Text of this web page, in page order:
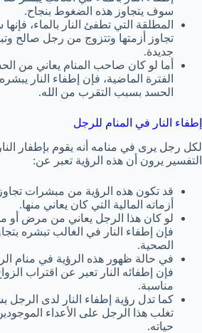
سوف يتجاوز هذه الضغوط بنجاح.
المطلقة التي تطفئ النار بالماء،
تجاوز أزمتها وتتزوج من رجل صالح
جديدة.
أما لو كان صاحب المنام يعاني من
الفترة الماضية، فإن إطفاء النار
الحسد بسبب التقرب من الله.
إطفاء النار في المنام للرجل
لكل رجل يرى في منامه أنه يقوم بإطفار
التفسير يرون أن هذه الرؤية تعبر عن:
قد تكون هذه الرؤية من مبشرات
أزماته المالية التي كان يعاني منها.
لو كان هذا الرجل يعاني من مرض أو
فإن إطفاء النار في الغالب تبشره
الصحية.
في حالة ظهور هذه الرؤية في منام
فإن إطفائه النار تعبر عن اقتراب
مناسبة.
كما تدل رؤية إطفاء النار لدى
تغلب هذا الرجل على الأعداء
حياته.